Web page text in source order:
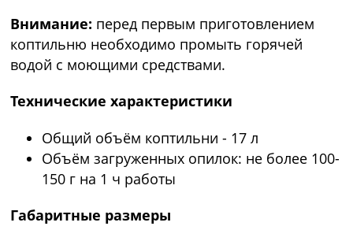
Внимание: перед первым приготовлением
коптильню необходимо промыть горячей
водой с моющими средствами.
Технические характеристики
Общий объём коптильни - 17 л
Объём загруженных опилок: не более 100-
150 г на 1 ч работы
Габаритные размеры